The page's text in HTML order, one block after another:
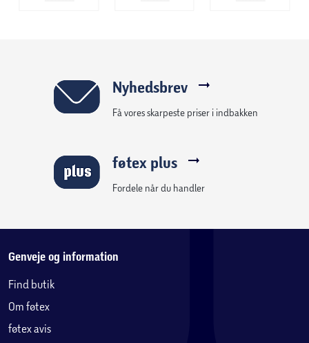
Nyhedsbrev
Få vores skarpeste priser i indbakken
føtex plus
Fordele når du handler
Genveje og information
Find butik
Om føtex
føtex avis